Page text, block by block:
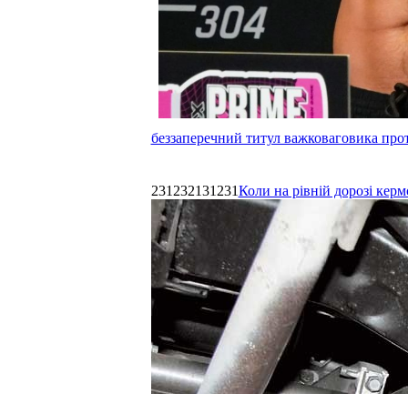
беззаперечний титул важковаговика
231232131231Коли на рівній дорозі